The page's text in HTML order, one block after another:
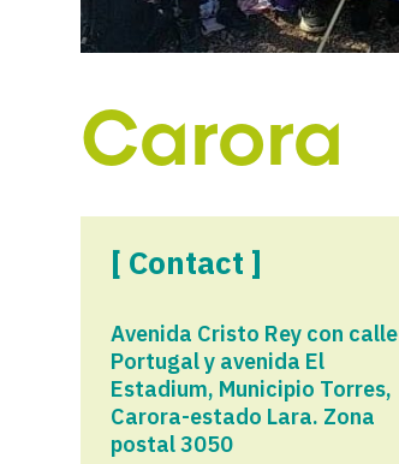
Carora
[ Contact ]
Avenida Cristo Rey con calle
Portugal y avenida El
Estadium, Municipio Torres,
Carora-estado Lara. Zona
postal 3050